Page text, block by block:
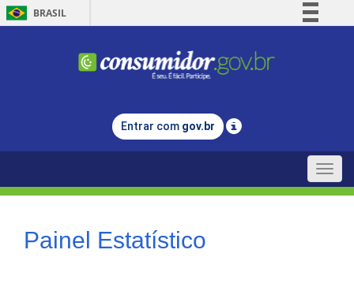
BRASIL
Comunica BR
Legislação
Entrar com gov.br
Toggle
Painel Estatístico